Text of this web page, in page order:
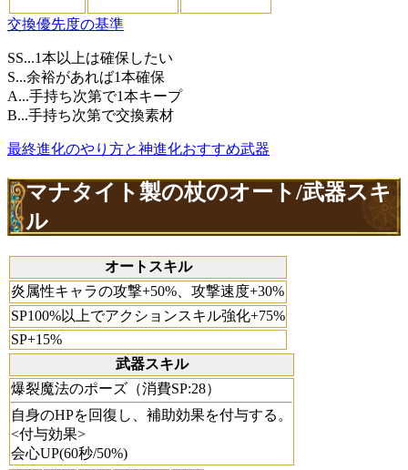
交換優先度の基準
SS...1本以上は確保したい
S...余裕があれば1本確保
A...手持ち次第で1本キープ
B...手持ち次第で交換素材
最終進化のやり方と神進化おすすめ武器
マナタイト製の杖のオート/武器スキ
ル
オートスキル
炎属性キャラの攻撃+50%、攻撃速度+30%
SP100%以上でアクションスキル強化+75%
SP+15%
武器スキル
爆裂魔法のポーズ（消費SP:28）
自身のHPを回復し、補助効果を付与する。
<付与効果>
会心UP(60秒/50%)